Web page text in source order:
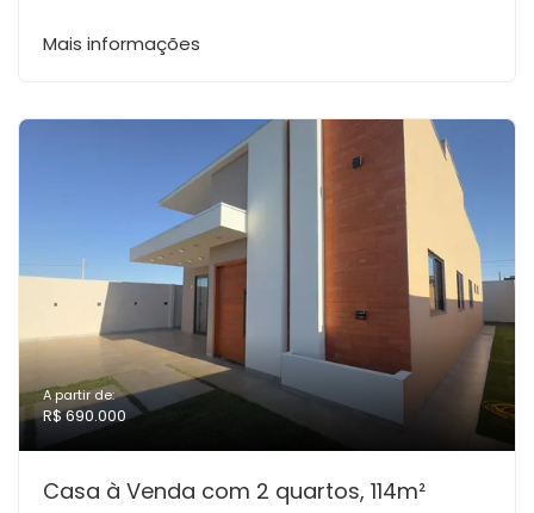
Mais informações
A partir de:
R$ 690.000
Casa à Venda com 2 quartos, 114m²